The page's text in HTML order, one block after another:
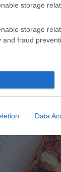
storage
storage
fraud
Data